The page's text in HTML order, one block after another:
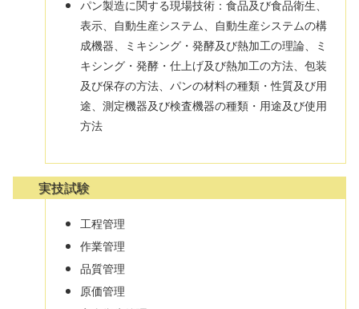
パン製造に関する現場技術：食品及び食品衛生、
表示、自動生産システム、自動生産システムの構
成機器、ミキシング・発酵及び熱加工の理論、ミ
キシング・発酵・仕上げ及び熱加工の方法、包装
及び保存の方法、パンの材料の種類・性質及び用
途、測定機器及び検査機器の種類・用途及び使用
方法
実技試験
工程管理
作業管理
品質管理
原価管理